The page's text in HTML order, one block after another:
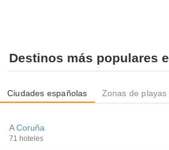
Destinos más populares
Ciudades españolas Zonas de
A Coruña
71 hoteles